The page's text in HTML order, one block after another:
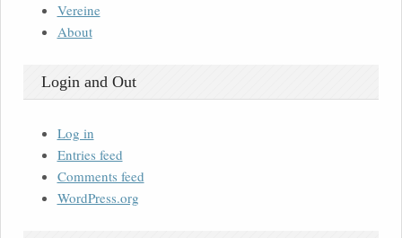
Vereine
About
Login and Out
Log in
Entries feed
Comments feed
WordPress.org